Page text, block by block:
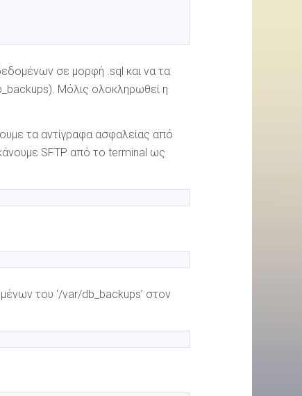
σε μορφή .sql και να τα
Μόλις ολοκληρωθεί η
τα αντίγραφα ασφαλείας από
SFTP από το terminal ως
του ‘/var/db_backups’ στον